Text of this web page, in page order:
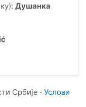
Душанка
Србије · Услови